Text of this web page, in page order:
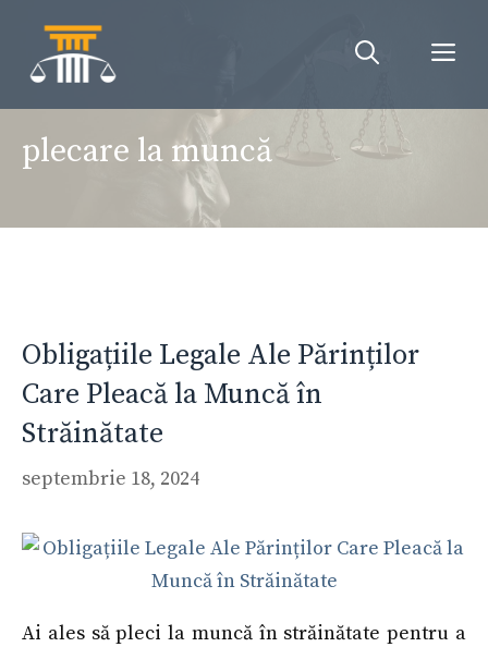
conținut
plecare la muncă
Obligațiile Legale Ale Părinților
Care Pleacă la Muncă în
Străinătate
septembrie 18, 2024
Ai ales să pleci la muncă în străinătate pentru a